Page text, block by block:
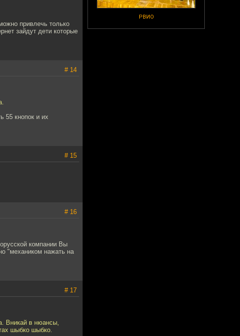
РВИО
привлечь только
зайдут дети которые
# 14
55 кнопок и их
# 15
# 16
компании Вы
"механиком нажать на
# 17
Вникай в нюансы,
шыбко шыбко.